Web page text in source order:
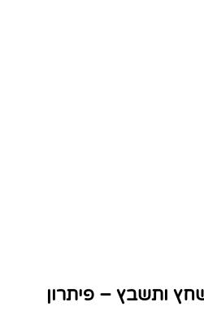
ותשבץ – פיתרון